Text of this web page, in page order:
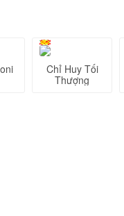
Chỉ Huy Tối
Thượng